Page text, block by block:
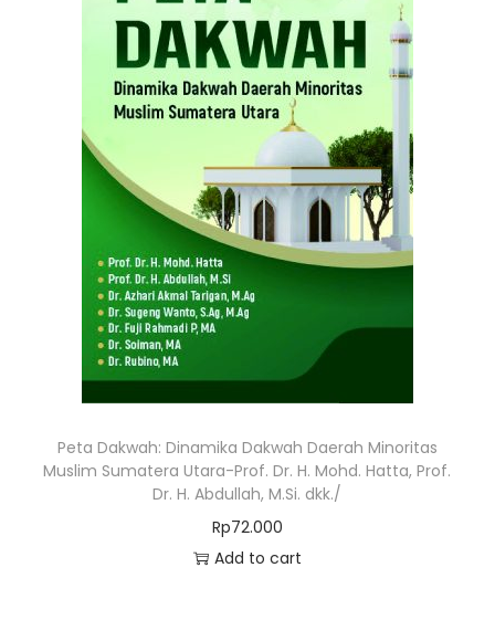
Peta Dakwah: Dinamika Dakwah Daerah Minoritas
Muslim Sumatera Utara-Prof. Dr. H. Mohd. Hatta, Prof.
Dr. H. Abdullah, M.Si. dkk./
Rp72.000
Add to cart